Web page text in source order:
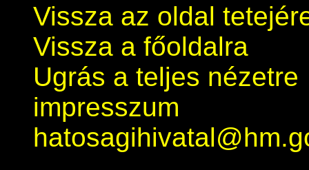
Vissza az oldal
Vissza a főoldalra
Ugrás a teljes nézetre
impresszum